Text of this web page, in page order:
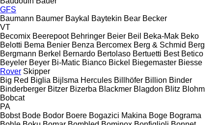
GFS
Baumann Baumer Baykal Baytekin Bear Becker
VT
Becomix Beerepoot Behringer Beier Beil Beka-Mak Beko
Belotti Bema Benier Benza Bercomex Berg & Schmid Berg
Bergmann Berkel Bernardo Bertolaso Bertuetti Best Betico
Beyeler Beyer Bi-Matic Bianco Bickel Biegemaster Biesse
Rover Skipper
Big Red Biglia Bijlsma Hercules Billhöfer Billion Binder
Binderberger Bitzer Bizerba Blackmer Blagdon Blitz Blohm
Bobcat
PA
Bobst Bode Bodor Boere Bogazici Makina Boge Bograma